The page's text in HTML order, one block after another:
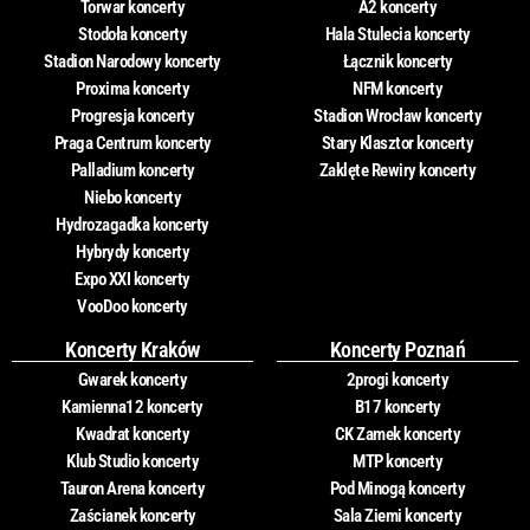
Torwar koncerty
Stodoła koncerty
Stadion Narodowy koncerty
Proxima koncerty
Progresja koncerty
Praga Centrum koncerty
Palladium koncerty
Niebo koncerty
Hydrozagadka koncerty
Hybrydy koncerty
Expo XXI koncerty
VooDoo koncerty
A2 koncerty
Hala Stulecia koncerty
Łącznik koncerty
NFM koncerty
Stadion Wrocław koncerty
Stary Klasztor koncerty
Zaklęte Rewiry koncerty
Koncerty Kraków
Gwarek koncerty
Kamienna12 koncerty
Kwadrat koncerty
Klub Studio koncerty
Tauron Arena koncerty
Zaścianek koncerty
Koncerty Poznań
2progi koncerty
B17 koncerty
CK Zamek koncerty
MTP koncerty
Pod Minogą koncerty
Sala Ziemi koncerty